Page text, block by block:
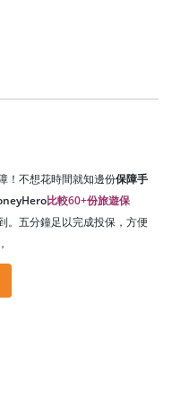
！不想花時間就知邊份保障手
比較60+份旅遊保
。五分鐘足以完成投保，方便